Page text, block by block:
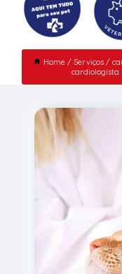
Home Serviços